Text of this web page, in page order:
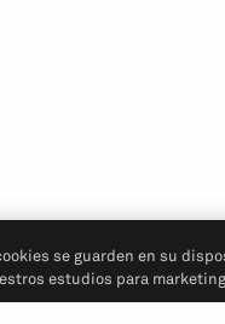
se guarden en su
estudios para